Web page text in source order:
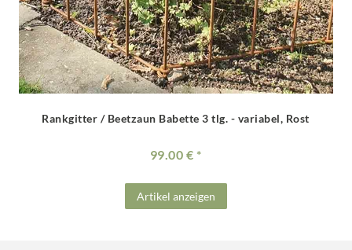
Rankgitter / Beetzaun Babette 3 tlg. - variabel, Rost
99.00 €
Artikel anzeigen